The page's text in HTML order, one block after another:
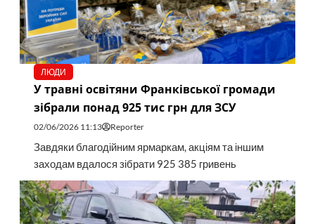
ЛЮДИ
У травні освітяни Франківської громади
зібрали понад 925 тис грн для ЗСУ
02/06/2026 11:13 Reporter
Завдяки благодійним ярмаркам, акціям та іншим
заходам вдалося зібрати 925 385 гривень